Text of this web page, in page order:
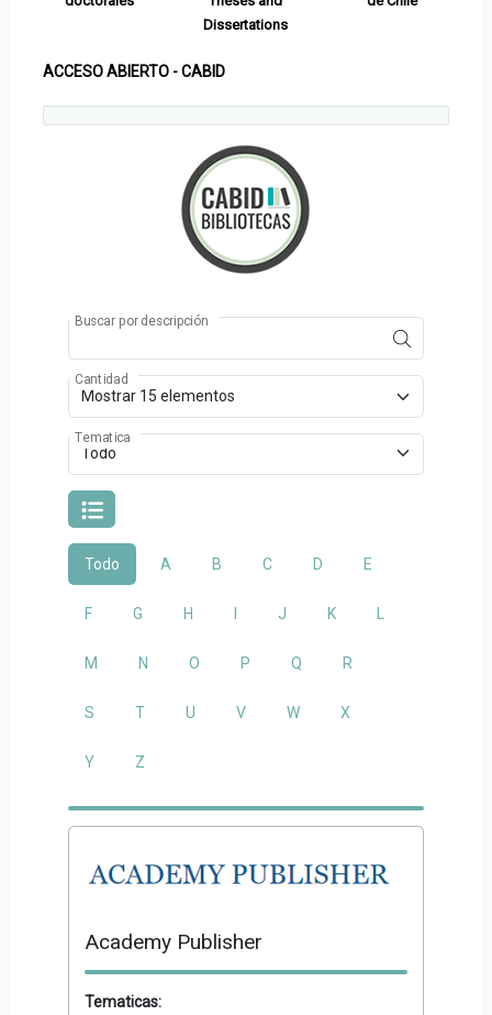
Dissertations
ACCESO ABIERTO - CABID
Buscar por descripción
Cantidad
Tematica
Todo A B C D E
F G H J K
M N O P Q R
S T U V W X
Y Z
Academy Publisher
Tematicas: